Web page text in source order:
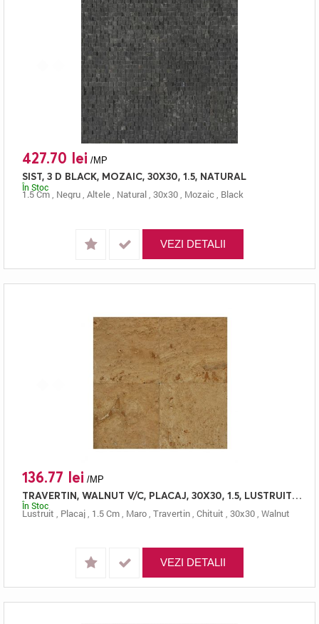
427.70 lei /MP
SIST, 3 D BLACK, MOZAIC, 30X30, 1.5, NATURAL
1.5 Cm, Negru, Altele, Natural, 30x30, Mozaic, Black
În Stoc
VEZI DETALII
136.77 lei /MP
TRAVERTIN, WALNUT V/C, PLACAJ, 30X30, 1.5, LUSTRUIT + CHITUIT
Lustruit Placaj 1.5 Cm Maro Travertin Chituit 30x30 Walnut
În Stoc
VEZI DETALII